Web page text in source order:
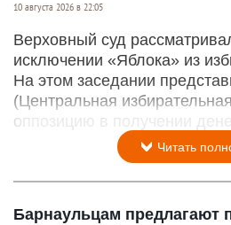
10 августа 2026 в 22:05
Верховный суд
исключении «Яблока» из
На этом заседании
(Центральная
оппозицию в получении
Читать
Барнаульцам предлагают